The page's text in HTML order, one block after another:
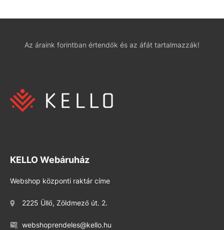
Az áraink forintban értendők és az áfát tartalmazzák!
KELLO Webáruház
Webshop központi raktár címe
2225 Üllő, Zöldmező út. 2.
webshoprendeles@kello.hu